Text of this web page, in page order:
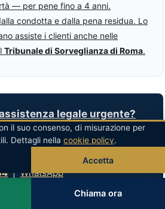
— per pene fino a 4 anni.
condotta e dalla pena residua. Lo
assiste i clienti anche nelle
Tribunale di Sorveglianza di Roma.
legale urgente?
, penalista cassazionista,
, tutti i giorni.
|
WhatsApp
Roma RM
Chiama ora
il suo consenso, di misurazione per
Dettagli nella cookie policy.
Accetta